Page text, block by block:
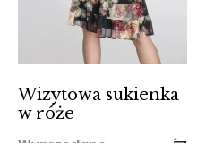
Wizytowa sukienka
w róże